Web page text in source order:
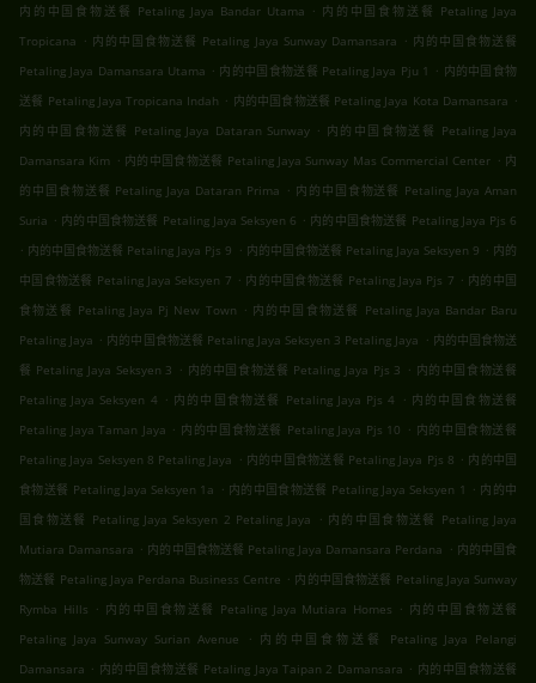
内的中国食物送餐 Petaling Jaya Bandar Utama . 内的中国食物送餐 Petaling Jaya
Tropicana . 内的中国食物送餐 Petaling Jaya Sunway Damansara . 内的中国食物送餐
Petaling Jaya Damansara Utama . 内的中国食物送餐 Petaling Jaya Pju 1 . 内的中国食物
送餐 Petaling Jaya Tropicana Indah . 内的中国食物送餐 Petaling Jaya Kota Damansara .
内的中国食物送餐 Petaling Jaya Dataran Sunway . 内的中国食物送餐 Petaling Jaya
Damansara Kim . 内的中国食物送餐 Petaling Jaya Sunway Mas Commercial Center . 内
的中国食物送餐 Petaling Jaya Dataran Prima . 内的中国食物送餐 Petaling Jaya Aman
Suria . 内的中国食物送餐 Petaling Jaya Seksyen 6 . 内的中国食物送餐 Petaling Jaya Pjs 6
. 内的中国食物送餐 Petaling Jaya Pjs 9 . 内的中国食物送餐 Petaling Jaya Seksyen 9 . 内的
中国食物送餐 Petaling Jaya Seksyen 7 . 内的中国食物送餐 Petaling Jaya Pjs 7 . 内的中国
食物送餐 Petaling Jaya Pj New Town . 内的中国食物送餐 Petaling Jaya Bandar Baru
Petaling Jaya . 内的中国食物送餐 Petaling Jaya Seksyen 3 Petaling Jaya . 内的中国食物送
餐 Petaling Jaya Seksyen 3 . 内的中国食物送餐 Petaling Jaya Pjs 3 . 内的中国食物送餐
Petaling Jaya Seksyen 4 . 内的中国食物送餐 Petaling Jaya Pjs 4 . 内的中国食物送餐
Petaling Jaya Taman Jaya . 内的中国食物送餐 Petaling Jaya Pjs 10 . 内的中国食物送餐
Petaling Jaya Seksyen 8 Petaling Jaya . 内的中国食物送餐 Petaling Jaya Pjs 8 . 内的中国
食物送餐 Petaling Jaya Seksyen 1a . 内的中国食物送餐 Petaling Jaya Seksyen 1 . 内的中
国食物送餐 Petaling Jaya Seksyen 2 Petaling Jaya
. 内的中国食物送餐 Petaling Jaya
Mutiara Damansara . 内的中国食物送餐 Petaling Jaya Damansara Perdana . 内的中国食
物送餐 Petaling Jaya Perdana Business Centre . 内的中国食物送餐 Petaling Jaya Sunway
Rymba Hills . 内的中国食物送餐 Petaling Jaya Mutiara Homes . 内的中国食物送餐
Petaling Jaya Sunway Surian Avenue
. 内的中国食物送餐 Petaling Jaya Pelangi
Damansara . 内的中国食物送餐 Petaling Jaya Taipan 2 Damansara . 内的中国食物送餐